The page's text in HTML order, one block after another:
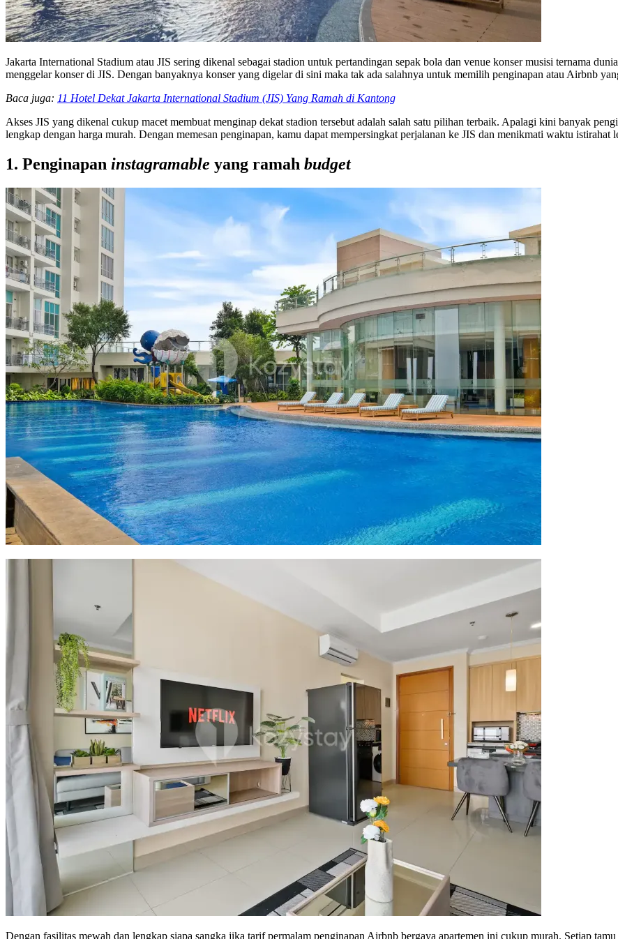
Jakarta International Stadium atau JIS sering dikenal sebagai stadion untuk pertandingan sepak bola dan venue konser musisi ternama
menggelar konser di JIS. Dengan banyaknya konser yang digelar di sini maka tak ada salahnya untuk memilih penginapan atau Airbnb
Baca juga: 11 Hotel Dekat Jakarta International Stadium (JIS) Yang Ramah di Kantong
Akses JIS yang dikenal cukup macet membuat menginap dekat stadion tersebut adalah salah satu pilihan terbaik. Apalagi kini banyak
lengkap dengan harga murah. Dengan memesan penginapan, kamu dapat mempersingkat perjalanan ke JIS dan menikmati waktu istirahat
1. Penginapan instagramable yang ramah budget
Dengan fasilitas mewah dan lengkap siapa sangka jika tarif permalam penginapan Airbnb bergaya apartemen ini cukup murah. Setiap